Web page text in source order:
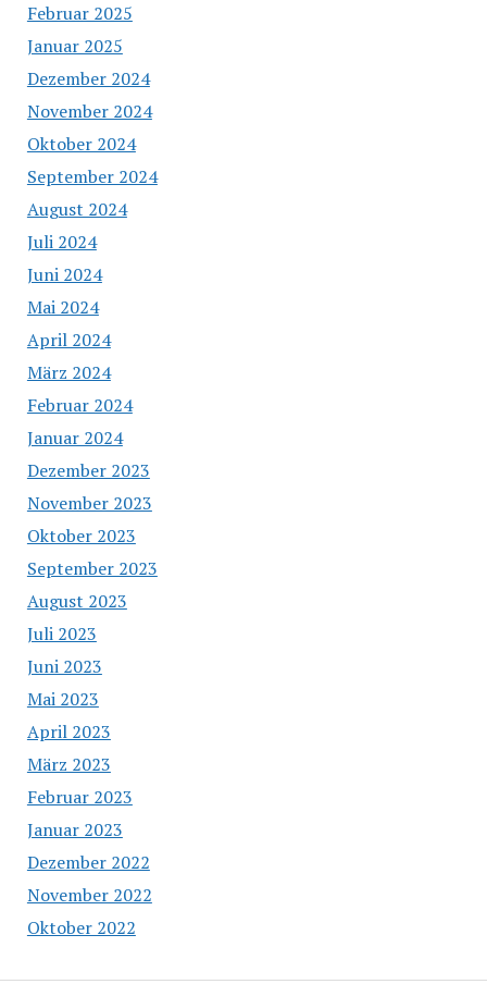
Februar 2025
Januar 2025
Dezember 2024
November 2024
Oktober 2024
September 2024
August 2024
Juli 2024
Juni 2024
Mai 2024
April 2024
März 2024
Februar 2024
Januar 2024
Dezember 2023
November 2023
Oktober 2023
September 2023
August 2023
Juli 2023
Juni 2023
Mai 2023
April 2023
März 2023
Februar 2023
Januar 2023
Dezember 2022
November 2022
Oktober 2022